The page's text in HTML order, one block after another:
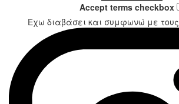
Accept terms checkbox
Έχω διαβάσει και συμφωνώ με τους